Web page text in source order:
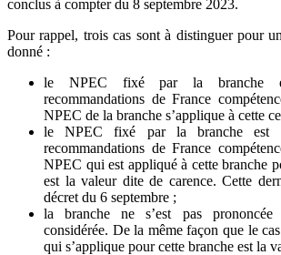
conclus à compter du 8 septembre 2023.
Pour rappel, trois cas sont à distinguer pour
donné :
le NPEC fixé par la branche
recommandations de France
NPEC de la branche s’applique à cette
le NPEC fixé par la branche est
recommandations de France
NPEC qui est appliqué à cette branche
est la valeur dite de carence. Cette
décret du 6 septembre ;
la branche ne s’est pas
considérée. De la même façon que le
qui s’applique pour cette branche est la